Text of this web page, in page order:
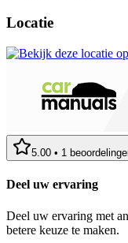
Locatie
5.00 • 1
Deel uw ervaring
Deel uw ervaring met
betere keuze te maken.